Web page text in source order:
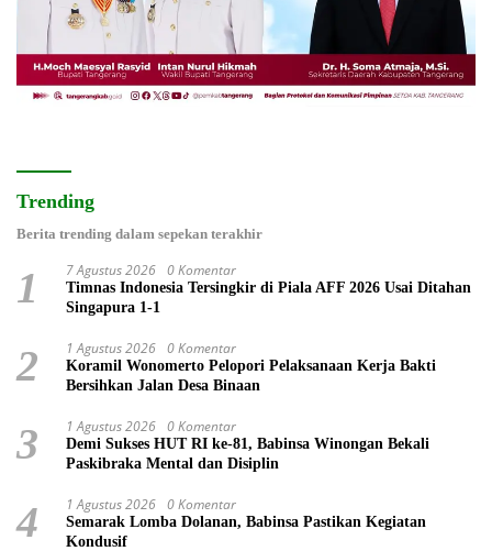
Trending
Berita trending dalam sepekan terakhir
1 7 Agustus 2026 0 Komentar
Timnas Indonesia Tersingkir di Piala AFF 2026 Usai Ditahan
Singapura 1-1
2 1 Agustus 2026 0 Komentar
Koramil Wonomerto Pelopori Pelaksanaan Kerja Bakti
Bersihkan Jalan Desa Binaan
3 1 Agustus 2026 0 Komentar
Demi Sukses HUT RI ke-81, Babinsa Winongan Bekali
Paskibraka Mental dan Disiplin
4 1 Agustus 2026 0 Komentar
Semarak Lomba Dolanan, Babinsa Pastikan Kegiatan
Kondusif